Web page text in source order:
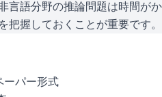
言語分野の推論問題は時間がか
把握しておくことが重要です。
ーパー形式